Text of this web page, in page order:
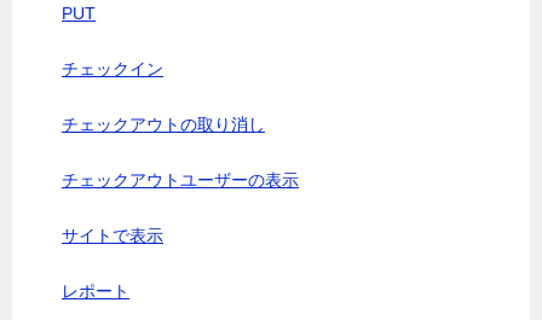
PUT
チェックイン
チェックアウトの取り消し
チェックアウトユーザーの表示
サイトで表示
レポート